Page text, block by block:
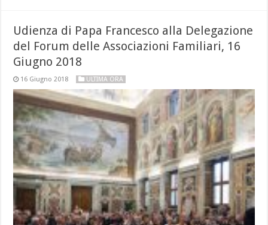
Udienza di Papa Francesco alla Delegazione
del Forum delle Associazioni Familiari, 16
Giugno 2018
16 Giugno 2018 ULTIMA ORA